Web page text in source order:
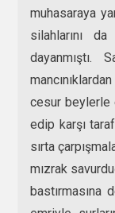
muhasaraya
silahlarını
dayanmıştı.
cesur beylerle
edip karşı
sırta
mızrak
bastırmasına